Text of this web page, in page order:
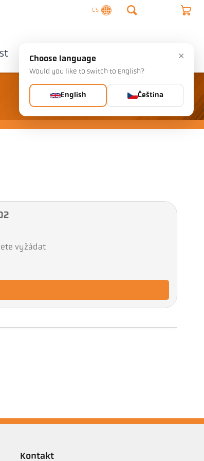
CS
Kontaktujte nás
vyžádat
Kontakt
×
Choose language
Would you like to switch to English?
English Čeština